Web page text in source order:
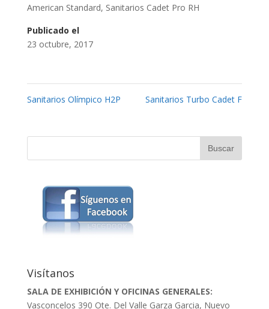
American Standard, Sanitarios Cadet Pro RH
Publicado el
23 octubre, 2017
Sanitarios Olímpico H2P Sanitarios Turbo Cadet F
Visítanos
SALA DE EXHIBICIÓN Y OFICINAS GENERALES:
Vasconcelos 390 Ote. Del Valle Garza Garcia, Nuevo